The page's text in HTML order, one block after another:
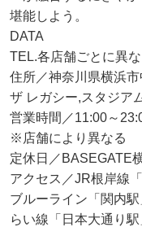
堪能しよう。
DATA
TEL.各店舗ごとに異
住所／神奈川県横浜
ザ レガシー,スタジア
営業時間／11:00～
※店舗により異なる
定休日／BASEGATE
アクセス／JR根岸線
ブルーライン「関内
らい線「日本大通り